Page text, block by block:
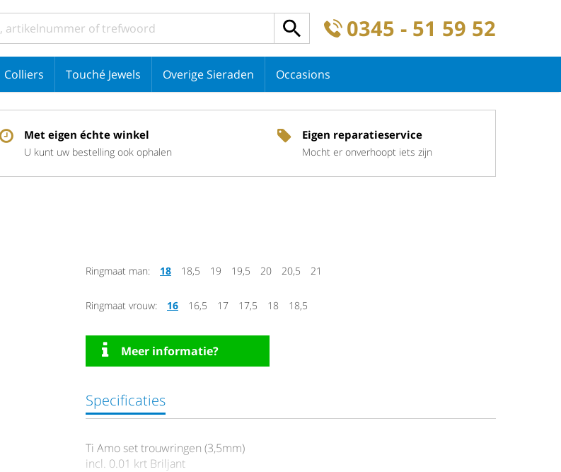
0345 - 51 59 52
Colliers Touché Jewels Overige Sieraden Occasions
Met eigen échte winkel
U kunt uw bestelling ook ophalen
Eigen reparatieservice
Mocht er onverhoopt iets zijn
Ringmaat man: 18 18,5 19 19,5 20 20,5 21
Ringmaat vrouw: 16 16,5 17 17,5 18 18,5
Meer informatie?
Specificaties
Ti Amo set trouwringen (3,5mm)
incl. 0.01 krt Briljant